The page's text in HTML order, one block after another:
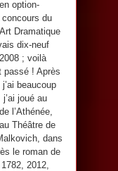
option-
concours du
Dramatique
dix-neuf
; voilà
passé ! Après
beaucoup
joué au
l’Athénée,
Théâtre de
dans
le roman de
2012,